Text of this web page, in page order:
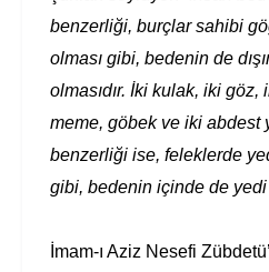
benzerliği, burçlar sahibi
olması gibi, bedenin de
olmasıdır. İki kulak, iki
meme, göbek ve iki abdest
benzerliği ise, feleklerde
gibi, bedenin içinde de yedi
İmam-ı Aziz Nesefi